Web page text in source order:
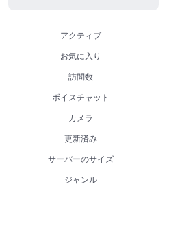
アクティブ
お気に入り
訪問数
ボイスチャット
カメラ
更新済み
サーバーのサイズ
ジャンル